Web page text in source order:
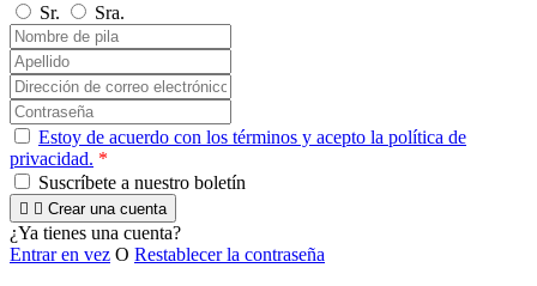
Sr. Sra.
Estoy de acuerdo con los términos y acepto la política de
privacidad. *
Suscríbete a nuestro boletín
  Crear una cuenta
¿Ya tienes una cuenta?
Entrar en vez O Restablecer la contraseña